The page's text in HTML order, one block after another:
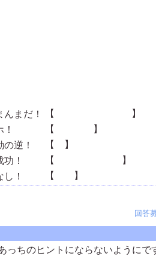
んまだ！
【
】
【
】
逆！
【
】
！
【
】
！
【 】
回答
っちのヒントにならないようにで